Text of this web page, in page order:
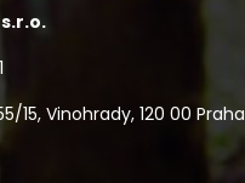
15, Vinohrady, 120 00 Praha